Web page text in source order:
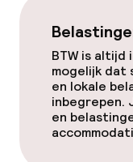
Bar
Bar met
Eet- en
BTW is
mogelijk dat
en lokale
inbegrepen.
en